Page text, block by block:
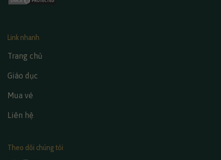
Link nhanh
Trang chủ
Giáo dục
Mua vé
Liên hệ
Theo dõi chúng tôi